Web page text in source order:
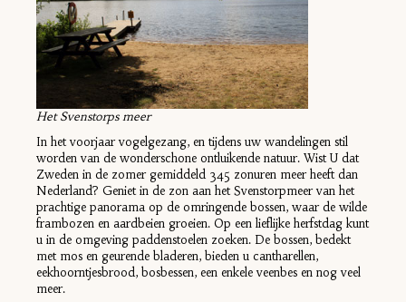
Het Svenstorps meer
In het voorjaar vogelgezang, en tijdens uw wandelingen stil
worden van de wonderschone ontluikende natuur. Wist U dat
Zweden in de zomer gemiddeld 345 zonuren meer heeft dan
Nederland? Geniet in de zon aan het Svenstorpmeer van het
prachtige panorama op de omringende bossen, waar de wilde
frambozen en aardbeien groeien. Op een lieflijke herfstdag kunt
u in de omgeving paddenstoelen zoeken. De bossen, bedekt
met mos en geurende bladeren, bieden u cantharellen,
eekhoorntjesbrood, bosbessen, een enkele veenbes en nog veel
meer.